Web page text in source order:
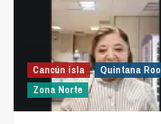
Cancún isla
Quintana Roo
Zona Norte